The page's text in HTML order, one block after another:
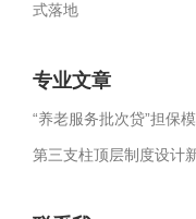
式落地
专业文章
“养老服务批次贷”担保
第三支柱顶层制度设计